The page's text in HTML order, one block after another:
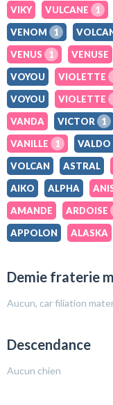
VIKY
VULCANE 1
VENOM
1
VENUS
1 VENUSE
VOYOU
VIOLETTE
VOYOU
VIOLETTE
VANDA
VICTOR 1
VANILLE
1 VALDO
VOLCAN
ASTRAL
AIKO
ALPHA
AMANDE
ARDOISE
APPOLON
ALASKA
Demie fraterie
Aucun, car filiation
Descendance
Aucun chien